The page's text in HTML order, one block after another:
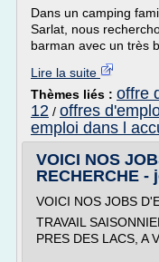
Dans un camping
Sarlat, nous
barman avec un très
Lire la suite
Thèmes liés : offre
12 / offres
emploi dans l
VOICI NOS
RECHERCHE -
VOICI NOS JOBS
TRAVAIL
PRES DES LACS, A